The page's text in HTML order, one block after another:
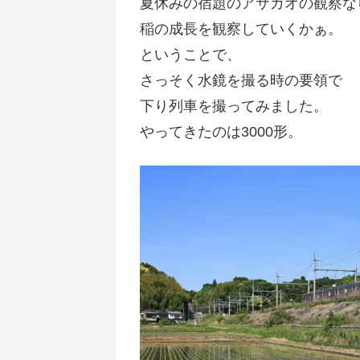
夏休みの宿題のアサガオの観察
稲の成長を観察していくかぁ。
ということで、
さっそく水鏡を撮る時の要領で
下り列車を撮ってみました。
やってきたのは3000形。